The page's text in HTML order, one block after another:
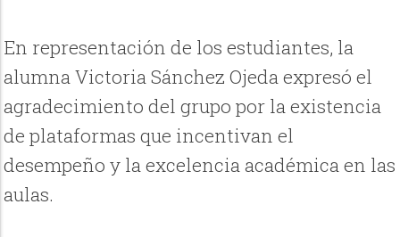
En representación de los estudiantes, la
alumna Victoria Sánchez Ojeda expresó el
agradecimiento del grupo por la existencia
de plataformas que incentivan el
desempeño y la excelencia académica en las
aulas.